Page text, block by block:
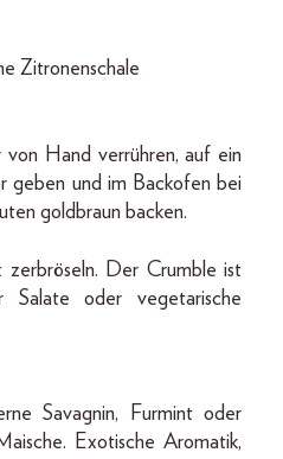
Zitronenschale
Hand verrühren, auf ein
geben und im Backofen bei
goldbraun backen.
zerbröseln. Der Crumble ist
oder vegetarische
Savagnin, Furmint oder
Exotische Aromatik,